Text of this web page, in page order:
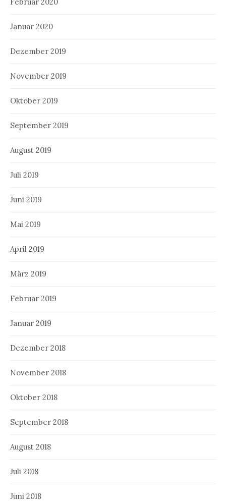
Januar 2020
Dezember 2019
November 2019
Oktober 2019
September 2019
August 2019
Juli 2019
Juni 2019
Mai 2019
April 2019
März 2019
Februar 2019
Januar 2019
Dezember 2018
November 2018
Oktober 2018
September 2018
August 2018
Juli 2018
Juni 2018